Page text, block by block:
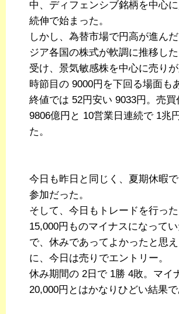
中、ディフェンシブ銘柄を中心
続伸で始まった。
しかし、為替市場で円高が進ん
ジア各国の株式が軟調に推移し
受け、景気敏感株を中心に売り
時節目の 9000円を下回る場面も
終値では 52円安い 9033円。売買
9806億円と 10営業日連続で 1兆
た。
今日も昨日と同じく、夏期休暇
参加だった。
そして、今日もトレードを行っ
15,000円ものマイナスになって
で、休みであってよかったと思
に、今日は売りでエントリー。
休み期間の 2日で 1勝 4敗。マイ
20,000円とはかなりひどい結果で